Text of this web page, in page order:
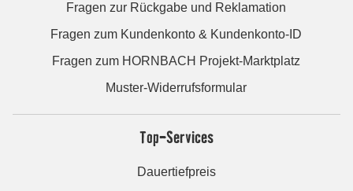
Fragen zur Rückgabe und Reklamation
Fragen zum Kundenkonto & Kundenkonto-ID
Fragen zum HORNBACH Projekt-Marktplatz
Muster-Widerrufsformular
Top-Services
Dauertiefpreis